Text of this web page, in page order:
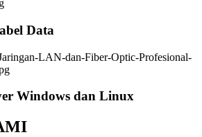
Data
Windows dan Linux